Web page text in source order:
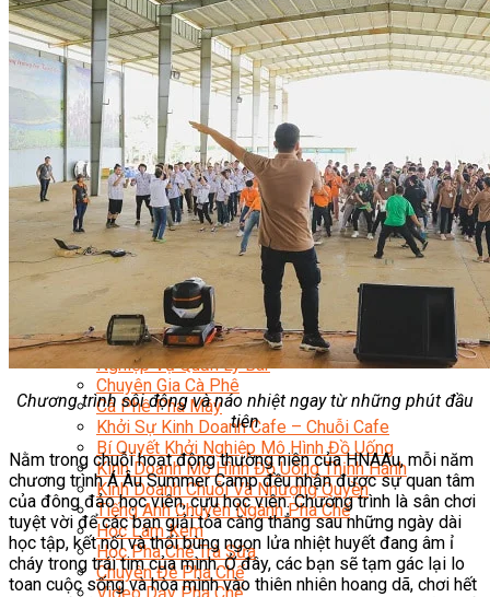
Food Stylist
Master Class
Bếp Gia Đình
Học Nấu Ăn Mở Quán
Chuyên Đề Bếp Nóng
Khởi Sự Kinh Doanh Ngành F&B
Khởi Sự Kinh Doanh Nhà Hàng
Bí Quyết Kinh Doanh và Vận Hành Mô Hình Ẩm
Thực
Video Dạy Nấu Ăn
Pha Chế
Nghiệp Vụ Bar Trưởng
Nghiệp Vụ Bartender Chuyên Nghiệp
Nghiệp Vụ Barista Chuyên Nghiệp
Nghiệp Vụ Flair Bartending Chuyên Nghiệp
Nghiệp Vụ Pha Chế Đặc Biệt
Nghiệp Vụ Pha Chế Tổng Hợp
Nghiệp Vụ Quản Lý Bar
Chuyên Gia Cà Phê
Cà Phê Pha Máy
Khởi Sự Kinh Doanh Cafe – Chuỗi Cafe
Bí Quyết Khởi Nghiệp Mô Hình Đồ Uống
Kinh Doanh Mô Hình Đồ Uống Thịnh Hành
Kinh Doanh Chuỗi Và Nhượng Quyền
Tiếng Anh Chuyên Ngành Pha Chế
Học Làm Kem
Học Pha Chế Trà Sữa
Chuyên Đề Pha Chế
Chương trình sôi động và náo nhiệt ngay từ những phút đầu
tiên
Nằm trong chuỗi hoạt động thường niên của HNAAu, mỗi năm
chương trình Á Âu Summer Camp đều nhận được sự quan tâm
của đông đảo học viên, cựu học viên. Chương trình là sân chơi
tuyệt vời để các bạn giải tỏa căng thẳng sau những ngày dài
học tập, kết nối và thổi bùng ngọn lửa nhiệt huyết đang âm ỉ
cháy trong trái tim của mình. Ở đây, các bạn sẽ tạm gác lại lo
toan cuộc sống và hòa mình vào thiên nhiên hoang dã, chơi hết